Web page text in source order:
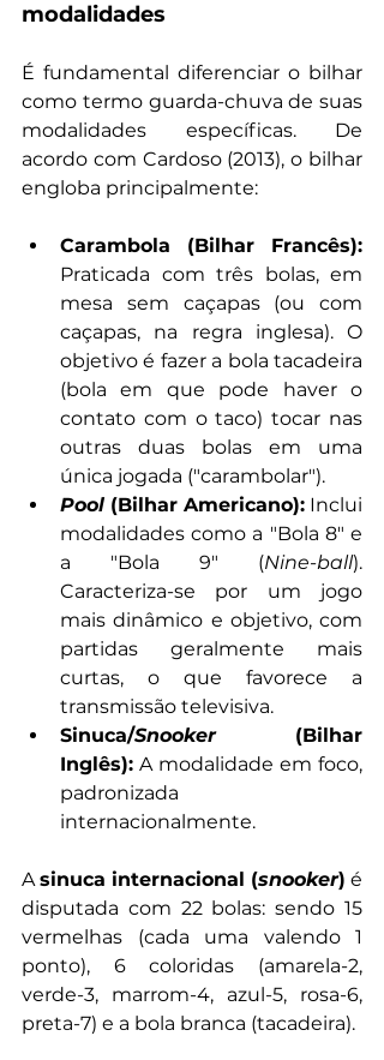
modalidades
É fundamental diferenciar o bilhar
como termo guarda-chuva de suas
modalidades específicas. De
acordo com Cardoso (2013), o bilhar
engloba principalmente:
Carambola (Bilhar Francês):
Praticada com três bolas, em
mesa sem caçapas (ou com
caçapas, na regra inglesa). O
objetivo é fazer a bola tacadeira
(bola em que pode haver o
contato com o taco) tocar nas
outras duas bolas em uma
única jogada ("carambolar").
Pool (Bilhar Americano): Inclui
modalidades como a "Bola 8" e
a "Bola 9" (Nine-ball).
Caracteriza-se por um jogo
mais dinâmico e objetivo, com
partidas geralmente mais
curtas, o que favorece a
transmissão televisiva.
Sinuca/Snooker (Bilhar
Inglês): A modalidade em foco,
padronizada
internacionalmente.
A sinuca internacional (snooker) é
disputada com 22 bolas: sendo 15
vermelhas (cada uma valendo 1
ponto), 6 coloridas (amarela-2,
verde-3, marrom-4, azul-5, rosa-6,
preta-7) e a bola branca (tacadeira).